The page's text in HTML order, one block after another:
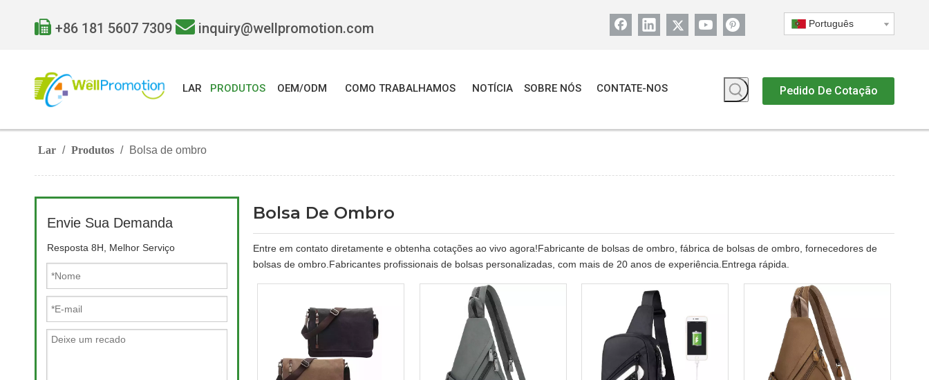
 +86 181 5607 7309  inquiry@wellpromotion.com Português
LAR PRODUTOS OEM/ODM COMO TRABALHAMOS NOTÍCIA SOBRE NÓS CONTATE-NOS Pedido De Cotação
Lar / Produtos / Bolsa de ombro
Envie Sua Demanda
Resposta 8H, Melhor Serviço
Bolsa De Ombro
Entre em contato diretamente e obtenha cotações ao vivo agora!Fabricante de bolsas de ombro, fábrica de bolsas de ombro, fornecedores de
bolsas de ombro.Fabricantes profissionais de bolsas personalizadas, com mais de 20 anos de experiência.Entrega rápida.